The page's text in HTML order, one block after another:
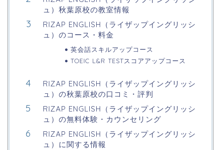
ュ）秋葉原校の教室情報
RIZAP ENGLISH（ライザップイングリッシ
ュ）のコース・料金
英会話スキルアップコース
TOEIC L&R TESTスコアアップコース
RIZAP ENGLISH（ライザップイングリッシ
ュ）の秋葉原校の口コミ・評判
RIZAP ENGLISH（ライザップイングリッシ
ュ）の無料体験・カウンセリング
RIZAP ENGLISH（ライザップイングリッシ
ュ）に関する情報